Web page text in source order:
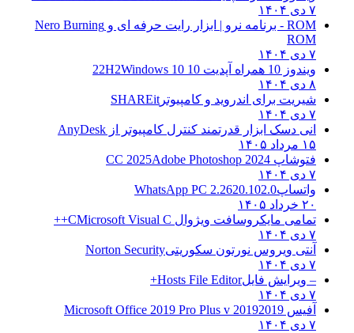
۷ دی ۱۴۰۴
ROM - برنامه نرو | ابزار رایت حرفه ای و
Nero Burning
ROM
۷ دی ۱۴۰۴
ویندوز 10 همراه آپدیت 10 22H2
Windows 10
۸ دی ۱۴۰۴
شیریت برای اندروید و کامپیوتر SHAREit
۷ دی ۱۴۰۴
انی دسک ابزار قدرتمند کنترل کامپیوتر از AnyDesk
۱۵ مرداد ۱۴۰۵
فتوشاپ CC 2025 Adobe Photoshop 2024
۷ دی ۱۴۰۴
واتساپWhatsApp PC 2.2620.102.0
۲۰ خرداد ۱۴۰۵
تمامی مایکروسافت ویژوال C Microsoft Visual C++
۷ دی ۱۴۰۴
آنتی ویروس نورتون سکوریتیNorton Security
۷ دی ۱۴۰۴
– ویرایش فایلHosts File Editor+
۷ دی ۱۴۰۴
آفیس 2019 2019 Microsoft Office 2019 Pro Plus v
۷ دی ۱۴۰۴